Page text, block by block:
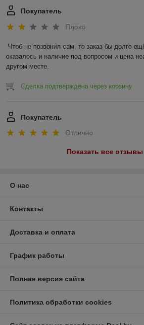
Покупатель
Плохо
Чтоб не позвонил сам, то заказ бы долго
оказалось и наличие под вопросом и цена
другом месте.
Сделка подтверждена через корзину
Покупатель
Отлично
Показать все отзывы
О нас
Контакты
Доставка и оплата
График работы
Полная версия сайта
Политика обработки cookies